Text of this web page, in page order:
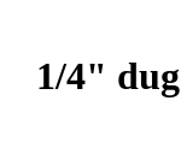
1/4"